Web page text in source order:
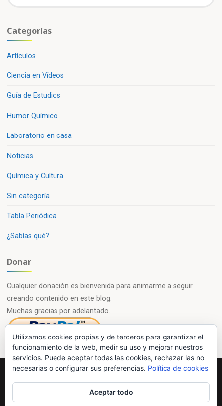
Categorías
Artículos
Ciencia en Vídeos
Guía de Estudios
Humor Químico
Laboratorio en casa
Noticias
Química y Cultura
Sin categoría
Tabla Periódica
¿Sabías qué?
Donar
Cualquier donación es bienvenida para animarme a seguir
creando contenido en este blog.
Muchas gracias por adelantado.
Utilizamos cookies propias y de terceros para garantizar el
funcionamiento de la web, medir su uso y mejorar nuestros
servicios. Puede aceptar todas las cookies, rechazar las no
necesarias o configurar sus preferencias. Política de cookies
Aceptar todo